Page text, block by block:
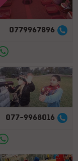
0779967896
077-9968016